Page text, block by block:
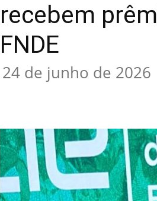
recebem
FNDE
24 de junho de 2026